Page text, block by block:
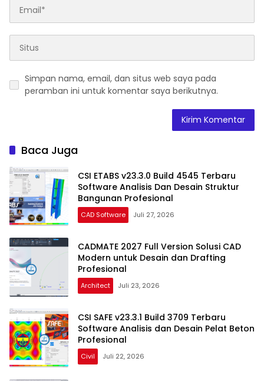
Simpan nama, email, dan situs web saya pada
peramban ini untuk komentar saya berikutnya.
Baca Juga
CSI ETABS v23.3.0 Build 4545 Terbaru
Software Analisis Dan Desain Struktur
Bangunan Profesional
CAD Software Juli 27, 2026
CADMATE 2027 Full Version Solusi CAD
Modern untuk Desain dan Drafting
Profesional
Architect Juli 23, 2026
CSI SAFE v23.3.1 Build 3709 Terbaru
Software Analisis dan Desain Pelat Beton
Profesional
Civil Juli 22, 2026